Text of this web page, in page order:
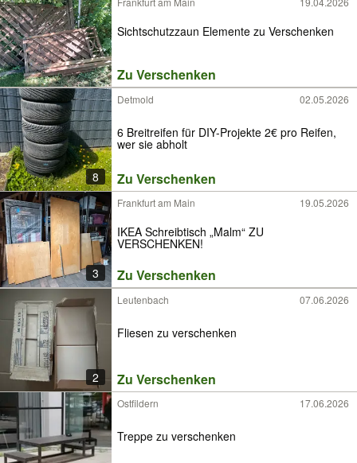
Sichtschutzzaun Elemente zu Verschenken
Zu Verschenken
8
Detmold 02.05.2026
6 Breitreifen für DIY-Projekte 2€ pro Reifen,
wer sie abholt
Zu Verschenken
3
Frankfurt am Main 19.05.2026
IKEA Schreibtisch „Malm“ ZU
VERSCHENKEN!
Zu Verschenken
2
Leutenbach 07.06.2026
Fliesen zu verschenken
Zu Verschenken
Ostfildern 17.06.2026
Treppe zu verschenken